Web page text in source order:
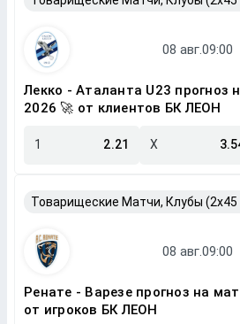
Лекко - Аталанта U23 прогноз
2026 🚀 от клиентов БК ЛЕОН
1 2.21 X
Ренате - Варезе прогноз на
от игроков БК ЛЕОН